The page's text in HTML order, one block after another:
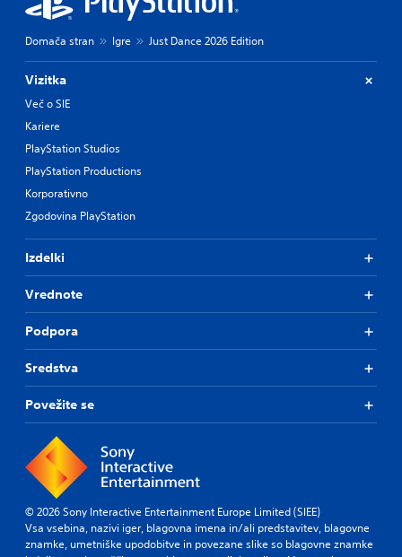
Domača stran Igre Just Dance 2026 Edition
Vizitka
Več o SIE
Kariere
PlayStation Studios
PlayStation Productions
Korporativno
Zgodovina PlayStation
Izdelki
Vrednote
Podpora
Sredstva
Povežite se
© 2026 Sony Interactive Entertainment Europe Limited (SIEE)
Vsa vsebina, nazivi iger, blagovna imena in/ali predstavitev, blagovne
znamke, umetniške upodobitve in povezane slike so blagovne znamke